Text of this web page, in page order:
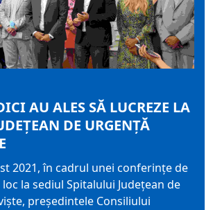
AU ALES SĂ LUCREZE LA
DE URGENȚĂ
2021, în cadrul unei conferințe de
la sediul Spitalului Județean de
președintele Consiliului